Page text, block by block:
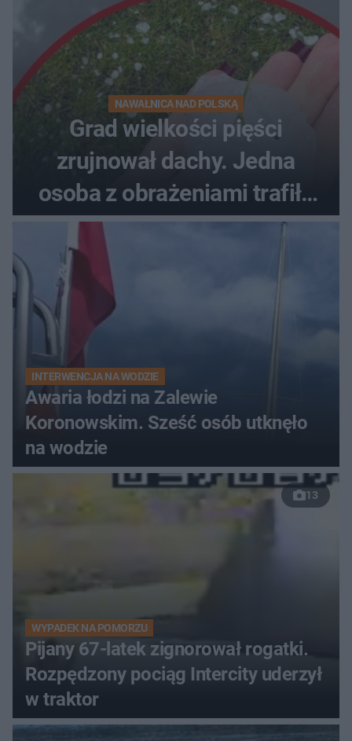
NAWAŁNICA NAD POLSKĄ
Grad wielkości pięści
zrujnował dachy. Jedna
osoba z obrażeniami trafiła
do szpitala
INTERWENCJA NA WODZIE
Awaria łodzi na Zalewie
Koronowskim. Sześć osób utknęło
na wodzie
13
WYPADEK NA POMORZU
Pijany 67-latek zignorował rogatki.
Rozpędzony pociąg Intercity uderzył
w traktor